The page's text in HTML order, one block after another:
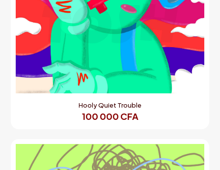
Hooly Quiet Trouble
100 000 CFA